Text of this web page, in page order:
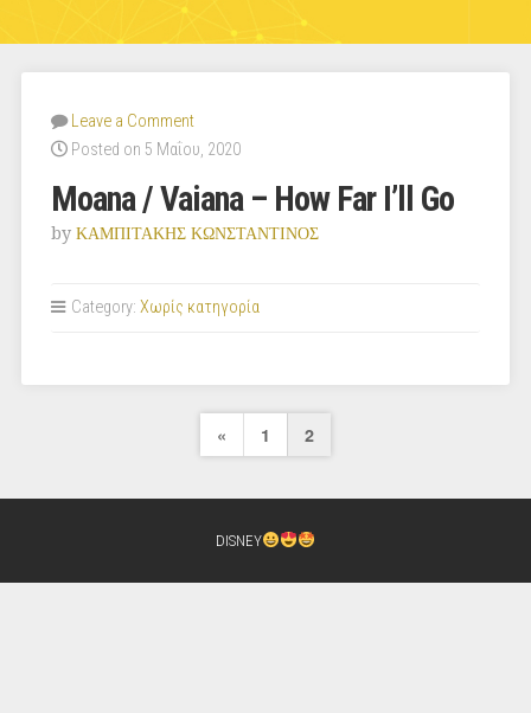
Leave a Comment
Posted on 5 Μαΐου, 2020
Moana / Vaiana – How Far I’ll Go
by ΚΑΜΠΙΤΑΚΗΣ ΚΩΝΣΤΑΝΤΙΝΟΣ
Category: Χωρίς κατηγορία
Σελιδοποίηση
Previous
« 1 2
DISNEY